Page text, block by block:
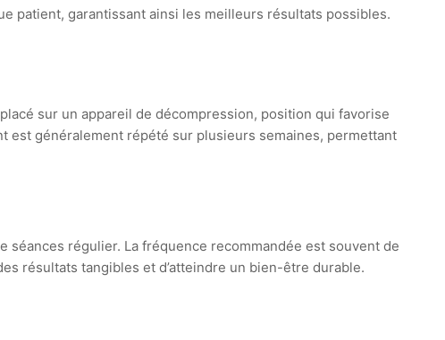
patient, garantissant ainsi les meilleurs résultats possibles.
sur un appareil de décompression, position qui favorise
est généralement répété sur plusieurs semaines, permettant
régulier. La fréquence recommandée est souvent de
résultats tangibles et d’atteindre un bien-être durable.